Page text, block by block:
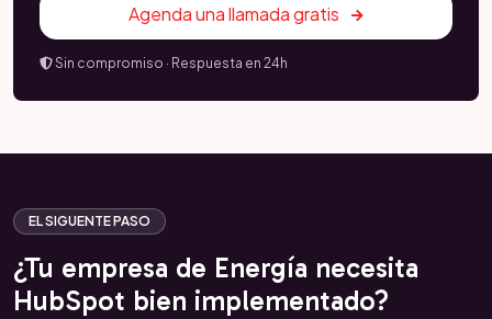
Agenda una llamada gratis
Sin compromiso · Respuesta en 24h
EL SIGUENTE PASO
¿Tu empresa de Energía necesita
HubSpot bien implementado?